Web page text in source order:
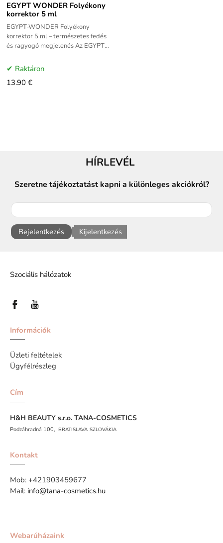
EGYPT WONDER Folyékony
korrektor 5 ml
EGYPT-WONDER Folyékony
korrektor 5 ml – természetes fedés
és ragyogó megjelenés Az EGYPT-
ml) eltünteti a sötét karikákat a
Raktáron
13.90 €
HÍRLEVÉL
Szeretne tájékoztatást kapni a különleges akciókról?
Bejelentkezés Kijelentkezés
Szociális hálózatok
Információk
Üzleti feltételek
Ügyfélrészleg
Cím
H&H BEAUTY s.r.o. TANA-COSMETICS
Podzáhradná 100, BRATISLAVA SZLOVÁKIA
Kontakt
Mob: +421903459677
Mail: info@tana-cosmetics.hu
Webarúházaink